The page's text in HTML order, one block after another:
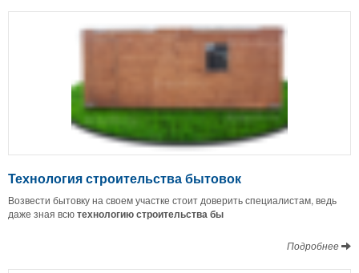
Технология строительства бытовок
Возвести бытовку на своем участке стоит доверить специалистам, ведь
даже зная всютехнологию строительства бы
Подробнее